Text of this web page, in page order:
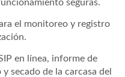
seguras.
el monitoreo y registro
en línea, informe de
secado de la carcasa del